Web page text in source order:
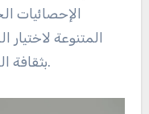
الإحصائيات
المتنوعة لاختيار
بثقافة الكريكيت ومرحلة التطوير لكل دولة.